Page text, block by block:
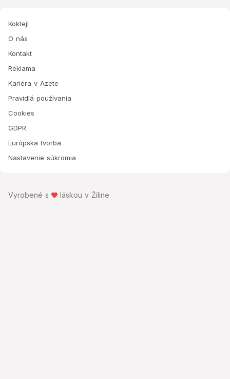
Koktejl
O nás
Kontakt
Reklama
Kariéra v Azete
Pravidlá používania
Cookies
GDPR
Európska tvorba
Nastavenie súkromia
Vyrobené s láskou v Žiline